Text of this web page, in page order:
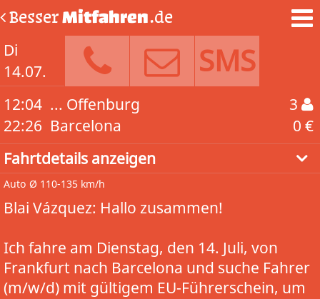
BesserMitfahren.de
Di
14.07.
SMS
12:04
22:26
... Offenburg
Barcelona
3
0 €
Fahrtdetails anzeigen
Auto Ø 110-135 km/h
Blai Vázquez: Hallo zusammen!
Ich fahre am Dienstag, den 14. Juli, von
Frankfurt nach Barcelona und suche Fahrer
(m/w/d) mit gültigem EU-Führerschein, um